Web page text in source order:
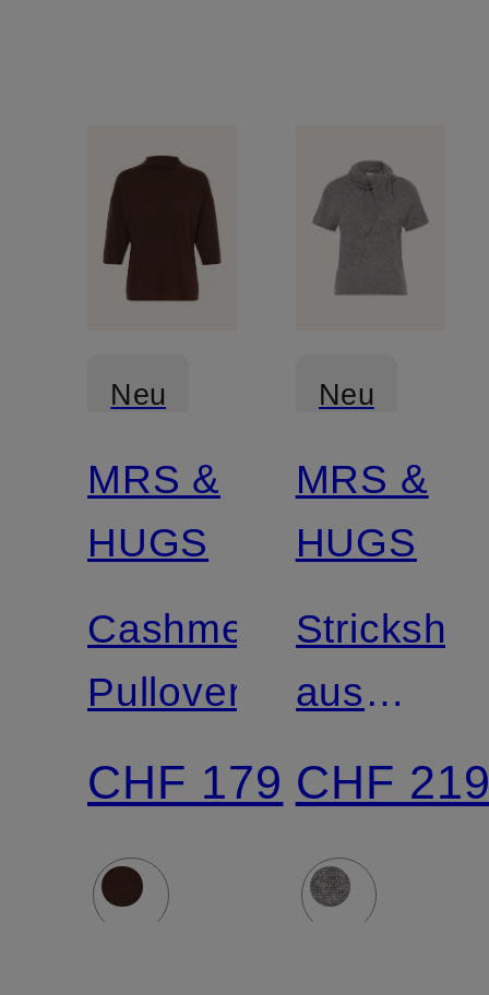
Neu
Zertifiziert
MRS &
HUGS
Cashmere-
Pullover
CHF 179
Neu
Zertifiziert
MRS &
HUGS
Strickshirt
aus
mit
CHF